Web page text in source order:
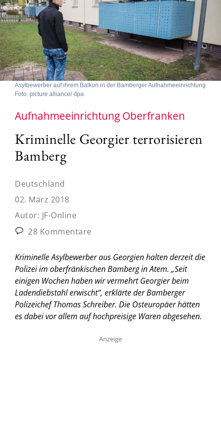
Asylbewerber auf ihrem Balkon in der Bamberger Aufnahmeeinrichtung
Foto: picture alliance/ dpa
Aufnahmeeinrichtung Oberfranken
Kriminelle Georgier terrorisieren
Bamberg
Deutschland
02. März 2018
Autor: JF-Online
28 Kommentare
Kriminelle Asylbewerber aus Georgien halten derzeit die
Polizei im oberfränkischen Bamberg in Atem. „Seit
einigen Wochen haben wir vermehrt Georgier beim
Ladendiebstahl erwischt“, erklärte der Bamberger
Polizeichef Thomas Schreiber. Die Osteuropäer hätten
es dabei vor allem auf hochpreisige Waren abgesehen.
Anzeige